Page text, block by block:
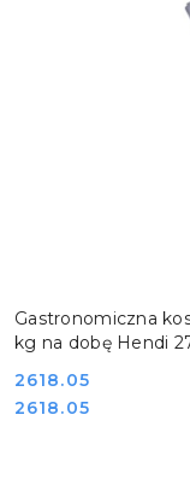
Gastronomiczna
kg na dobę Hendi
Cena:
2618.05
Cena:
2618.05